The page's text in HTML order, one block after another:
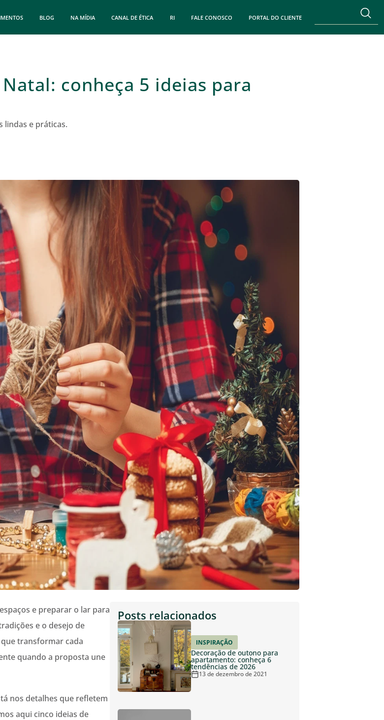
BLOG NA MÍDIA CANAL DE ÉTICA RI FALE CONOSCO PORTAL DO CLIENTE
conheça 5 ideias para
lindas e práticas.
e preparar o lar para
e o desejo de
transformar cada
quando a proposta une
nos detalhes que refletem
aqui cinco ideias de
Posts relacionados
INSPIRAÇÃO
Decoração de outono para
apartamento: conheça 6
tendências de 2026
13 de dezembro de 2021